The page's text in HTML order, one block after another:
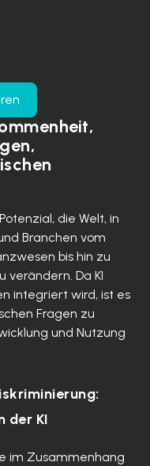
die Welt, in
Branchen vom
bis hin zu
verändern. Da KI
integriert wird, ist es
Fragen zu
und Nutzung
der KI
im Zusammenhang